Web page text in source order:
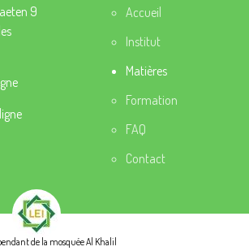
9
Accueil
Institut
Matières
Formation
FAQ
Contact
de la mosquée Al Khalil